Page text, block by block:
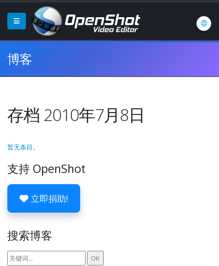
博客
存档 2010年7月8日
暂无条目。
支持 OpenShot
立即捐助!
搜索博客